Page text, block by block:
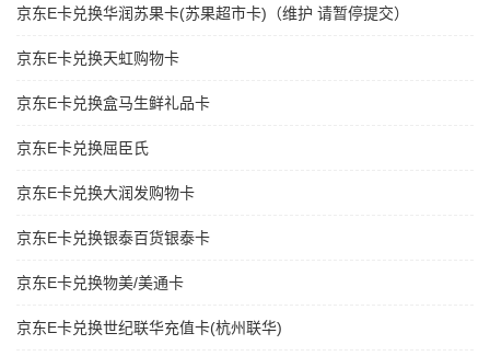
京东E卡兑换华润苏果卡(苏果超市卡)（维护 请暂停提交）
京东E卡兑换天虹购物卡
京东E卡兑换盒马生鲜礼品卡
京东E卡兑换屈臣氏
京东E卡兑换大润发购物卡
京东E卡兑换银泰百货银泰卡
京东E卡兑换物美/美通卡
京东E卡兑换世纪联华充值卡(杭州联华)